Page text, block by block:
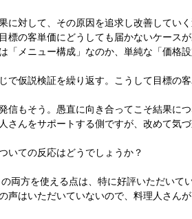
に対して、その原因を追求し改善してい
標の客単価にどうしても届かないケースが
「メニュー構成」なのか、単純な「価格
で仮説検証を繰り返す。こうして目標の
信もそう。愚直に向き合ってこそ結果につ
さんをサポートする側ですが、改めて気
いての反応はどうでしょうか？
両方を使える点は、特に好評いただいてい
声はいただいていないので、料理人さん